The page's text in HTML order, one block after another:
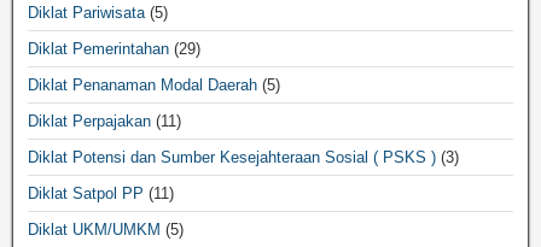
Diklat Pariwisata(5)
Diklat Pemerintahan (29)
Diklat Penanaman Modal Daerah (5)
Diklat Perpajakan (11)
Diklat Potensi dan Sumber Kesejahteraan Sosial ( PSKS ) (3)
Diklat Satpol PP (11)
Diklat UKM/UMKM (5)